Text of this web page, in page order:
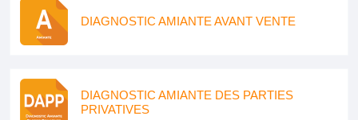
DIAGNOSTIC AMIANTE AVANT VENTE
DIAGNOSTIC AMIANTE DES PARTIES
PRIVATIVES